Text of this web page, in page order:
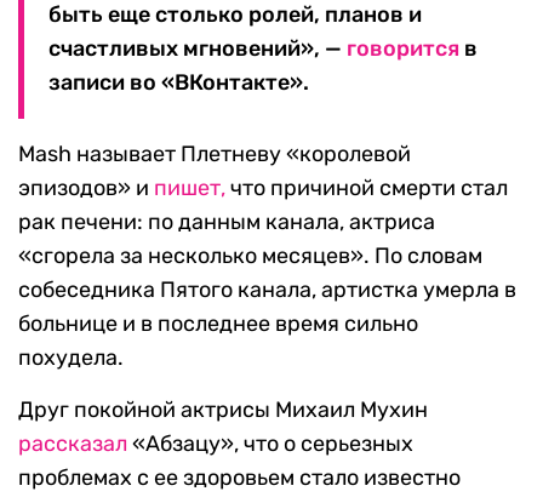
быть еще столько ролей, планов и
счастливых мгновений», — говорится в
записи во «ВКонтакте».
Mash называет Плетневу «королевой
эпизодов» и пишет,что причиной смерти стал
рак печени: по данным канала, актриса
«сгорела за несколько месяцев». По словам
собеседника Пятого канала, артистка умерла в
больнице и в последнее время сильно
похудела.
Друг покойной актрисы Михаил Мухин
рассказал «Абзацу», что о серьезных
проблемах с ее здоровьем стало известно